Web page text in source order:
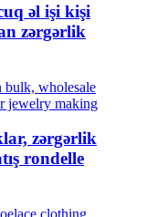
əl işi kişi
zərgərlik
zərgərlik
rondelle